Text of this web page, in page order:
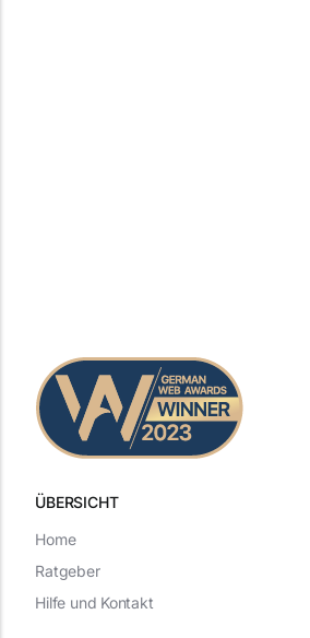
ÜBERSICHT
Home
Ratgeber
Hilfe und Kontakt